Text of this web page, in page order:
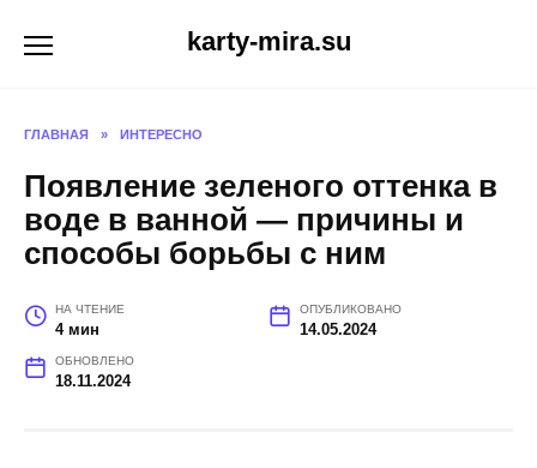
karty-mira.su
ГЛАВНАЯ » ИНТЕРЕСНО
Появление зеленого оттенка в
воде в ванной — причины и
способы борьбы с ним
НА ЧТЕНИЕ
4 мин
ОПУБЛИКОВАНО
14.05.2024
ОБНОВЛЕНО
18.11.2024